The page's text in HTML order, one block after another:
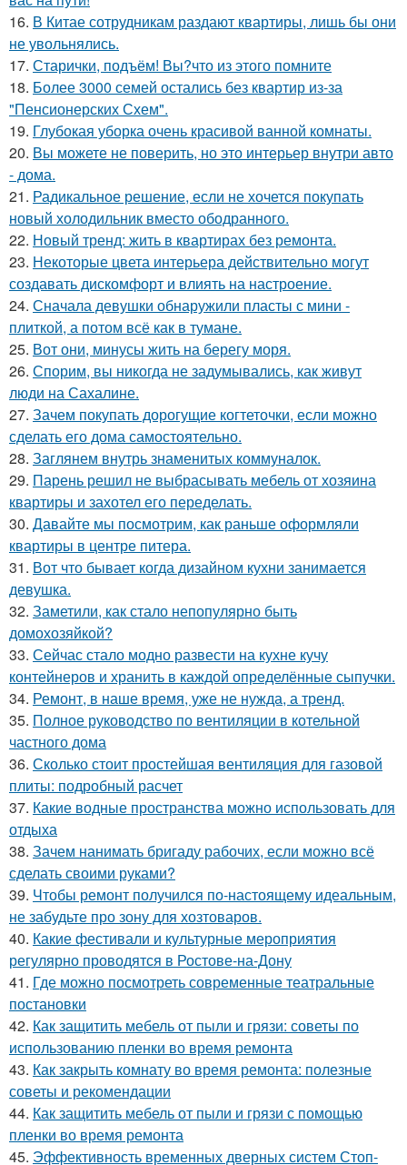
16. В Китае сотрудникам раздают квартиры, лишь бы они
не увольнялись.
17. Старички, подъём! Вы?что из этого помните
18. Более 3000 семей остались без квартир из-за
"Пенсионерских Схем".
19. Глубокая уборка очень красивой ванной комнаты.
20. Вы можете не поверить, но это интерьер внутри авто
- дома.
21. Радикальное решение, если не хочется покупать
новый холодильник вместо ободранного.
22. Новый тренд: жить в квартирах без ремонта.
23. Некоторые цвета интерьера действительно могут
создавать дискомфорт и влиять на настроение.
24. Сначала девушки обнаружили пласты с мини -
плиткой, а потом всё как в тумане.
25. Вот они, минусы жить на берегу моря.
26. Спорим, вы никогда не задумывались, как живут
люди на Сахалине.
27. Зачем покупать дорогущие когтеточки, если можно
сделать его дома самостоятельно.
28. Заглянем внутрь знаменитых коммуналок.
29. Парень решил не выбрасывать мебель от хозяина
квартиры и захотел его переделать.
30. Давайте мы посмотрим, как раньше оформляли
квартиры в центре питера.
31. Вот что бывает когда дизайном кухни занимается
девушка.
32. Заметили, как стало непопулярно быть
домохозяйкой?
33. Сейчас стало модно развести на кухне кучу
контейнеров и хранить в каждой определённые сыпучки.
34. Ремонт, в наше время, уже не нужда, а тренд.
35. Полное руководство по вентиляции в котельной
частного дома
36. Сколько стоит простейшая вентиляция для газовой
плиты: подробный расчет
37. Какие водные пространства можно использовать для
отдыха
38. Зачем нанимать бригаду рабочих, если можно всё
сделать своими руками?
39. Чтобы ремонт получился по-настоящему идеальным,
не забудьте про зону для хозтоваров.
40. Какие фестивали и культурные мероприятия
регулярно проводятся в Ростове-на-Дону
41. Где можно посмотреть современные театральные
постановки
42. Как защитить мебель от пыли и грязи: советы по
использованию пленки во время ремонта
43. Как закрыть комнату во время ремонта: полезные
советы и рекомендации
44. Как защитить мебель от пыли и грязи с помощью
пленки во время ремонта
45. Эффективность временных дверных систем Стоп-